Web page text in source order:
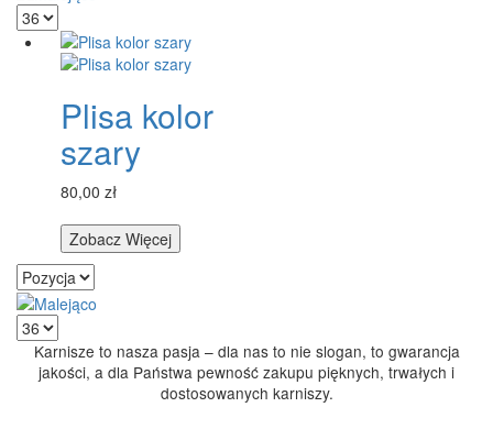
Plisa kolor
szary
80,00 zł
Zobacz Więcej
Karnisze to nasza pasja – dla nas to nie slogan, to gwarancja
jakości, a dla Państwa pewność zakupu pięknych, trwałych i
dostosowanych karniszy.